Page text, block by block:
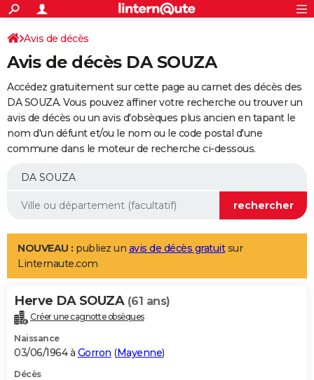
ACTUALITÉS
Politique
Société
Faits Divers
Education
Monde
Villes
+
SPORT
Coupe du monde 2026
Football
Tennis
Cyclisme
Rugby
Forum
Programme TV
TNT
Streaming
Cinéma
Sorties cinéma
Musique
+
FINANCE
Retraite
Epargne
Immobilier
Risques naturels par ville
Banque
Assurance
AUTO
Essais
Réserver un essai
Citadines
Berlines
SUV
Forum auto
+
Mobiles
Meilleur smartphone
Internet
Ordinateurs
Jeux vidéo
Guide high-tech
Aménagement intérieur
LIFESTYLE
Art de vivre
Bien-être
Loisirs
Mode
Modes de vie
Alimentation
Guide de la santé
Maladies
Médicaments
Sommeil
VOYAGE
Destinations
City break
Voyage nature
Voyage de noces
Forum
Climat
+PHOTO
GUIDES D'ACHAT
Avis de décès
Avis de décès DA SOUZA
Accédez gratuitement sur cette page au carnet des décès des
DA SOUZA. Vous pouvez affiner votre recherche ou trouver un
avis de décès ou un avis d'obsèques plus ancien en tapant le
nom d'un défunt et/ou le nom ou le code postal d'une
commune dans le moteur de recherche ci-dessous.
NOUVEAU : publiez un avis de décès gratuitsur
Linternaute.com
Herve DA SOUZA (61 ans)
Créer une cagnotte obsèques
Naissance
03/06/1964 à Gorron (Mayenne)
Décès